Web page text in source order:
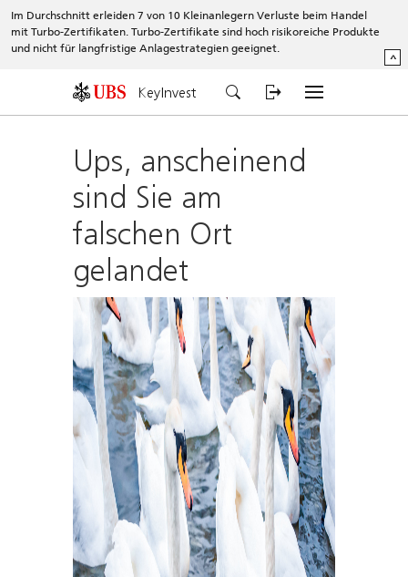
Im Durchschnitt erleiden 7 von 10 Kleinanlegern Verluste beim Handel
mit Turbo-Zertifikaten. Turbo-Zertifikate sind hoch risikoreiche Produkte
und nicht für langfristige Anlagestrategien geeignet.
^
KeyInvest
Ups, anscheinend
sind Sie am
falschen Ort
gelandet